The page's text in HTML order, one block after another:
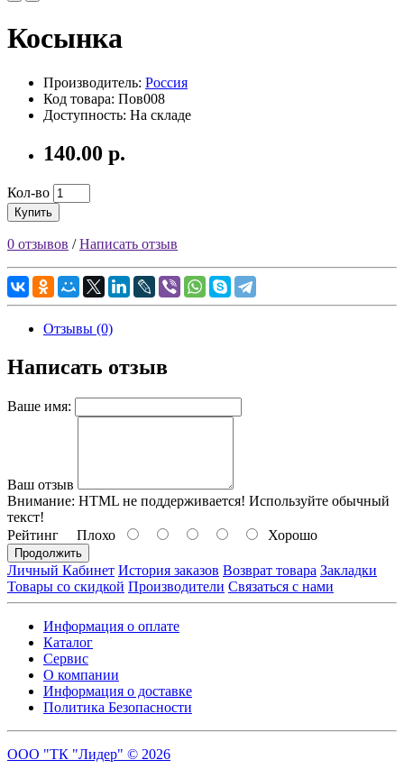
Косынка
Производитель: Россия
Код товара: Пов008
Доступность: На складе
140.00 р.
Кол-во
Купить
0 отзывов /Написать отзыв
Отзывы (0)
Написать отзыв
Ваше имя:
Ваш отзыв
Внимание: HTML не поддерживается! Используйте обычный
текст!
Рейтинг Плохо Хорошо
Продолжить
Личный Кабинет История заказов Возврат товара Закладки
Товары со скидкой Производители Связаться с нами
Информация о оплате
Каталог
Сервис
О компании
Информация о доставке
Политика Безопасности
ООО "ТК "Лидер" © 2026